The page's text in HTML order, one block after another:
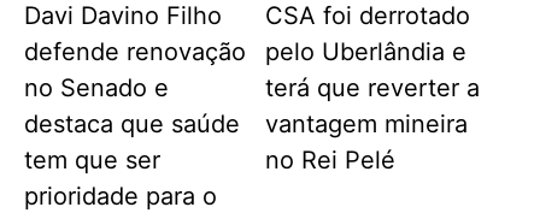
Davi Davino Filho
defende renovação
no Senado e
destaca que saúde
tem que ser
prioridade para o
CSA foi derrotado
pelo Uberlândia e
terá que reverter a
vantagem mineira
no Rei Pelé